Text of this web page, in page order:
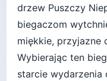
drzew Puszczy
biegaczom
miękkie, przyjazne
Wybierając ten
starcie